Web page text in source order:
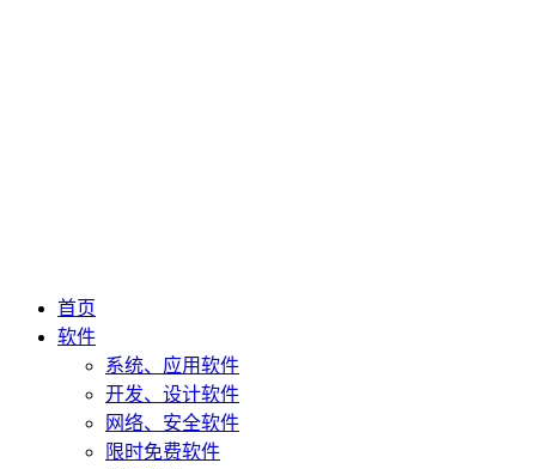
首页
软件
系统、应用软件
开发、设计软件
网络、安全软件
限时免费软件